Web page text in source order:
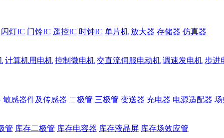
闪灯IC 门铃IC 遥控IC 时钟IC 单片机 放大器 存储器 仿真器
计算机用电机 控制微电机 交直流伺服电动机 调速发电机 步进
敏感器件及传感器 二极管 三极管 变送器 充电器 电源适配器 场
管 库存二极管 库存电容器 库存液晶屏 库存场效应管